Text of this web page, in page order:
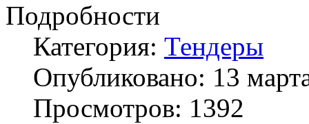
Подробности
Категория: Тендеры
Опубликовано: 13
Просмотров: 1392